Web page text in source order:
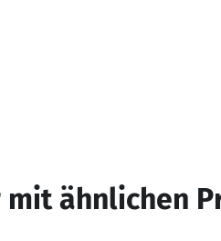
mit ähnlichen